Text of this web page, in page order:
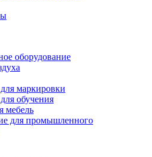
оборудование
маркировки
обучения
мебель
для промышленного